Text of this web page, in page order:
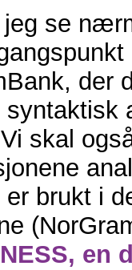
se
der
skal
brukt i
en